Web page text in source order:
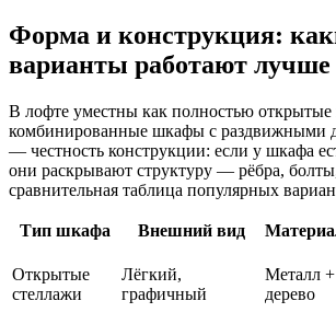
Форма и конструкция:
варианты работают лучше
В лофте уместны как полностью открытые
комбинированные шкафы с раздвижными
— честность конструкции: если у шкафа
они раскрывают структуру — рёбра,
сравнительная таблица популярных
Тип шкафа Внешний вид
Открытые
стеллажи
Лёгкий,
графичный
Металл +
дерево